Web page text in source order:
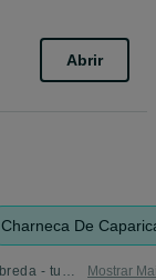
Abrir
Charneca De
Outros Animais em Charneca De Caparica E Sobreda - tudo o que precisa Mostrar